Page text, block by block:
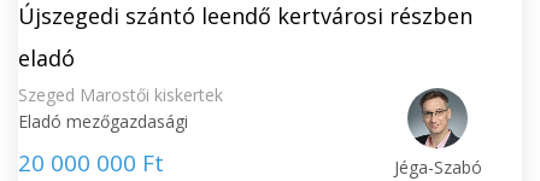
Újszegedi szántó leendő kertvárosi részben
eladó
Szeged Marostői kiskertek
Eladó mezőgazdasági
20 000 000 Ft
Jéga-Szabó